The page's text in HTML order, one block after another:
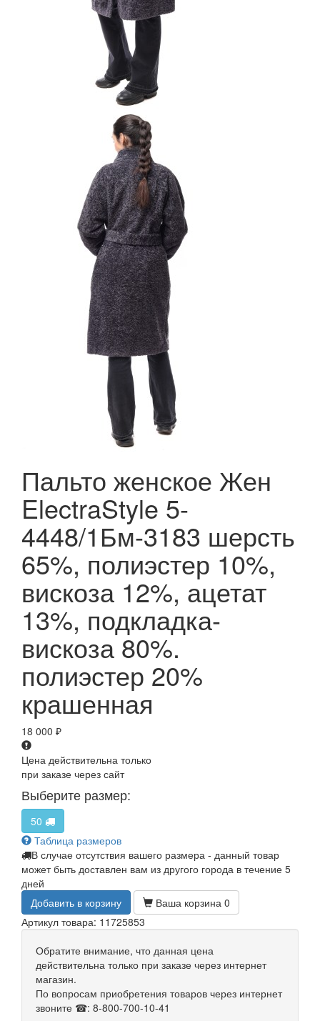
Пальто женское Жен
ElectraStyle 5-
4448/1Бм-3183 шерсть
65%, полиэстер 10%,
вискоза 12%, ацетат
13%, подкладка-
вискоза 80%.
полиэстер 20%
крашенная
18 000 ₽
Цена действительна только
при заказе через сайт
Выберите размер:
50
Таблица размеров
В случае отсутствия вашего размера - данный товар
может быть доставлен вам из другого города в течение 5
дней
Добавить в корзину
Ваша корзина 0
Артикул товара: 11725853
Обратите внимание, что данная цена
действительна только при заказе через интернет
магазин.
По вопросам приобретения товаров через интернет
звоните ☎: 8-800-700-10-41